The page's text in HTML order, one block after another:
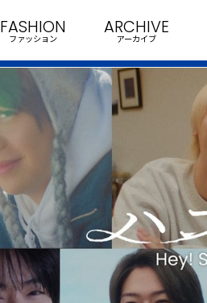
FASHION
ファッション
ARCHIVE
アーカイブ